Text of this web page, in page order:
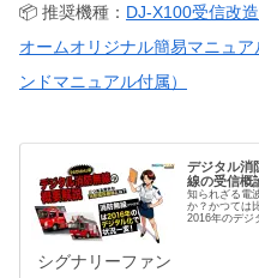
📦 推奨機種： DJ-X100受信改
オームオリジナル簡易マニュ
ンドマニュアル付属）
デジタル消
線の受信概
知られざる電
か？かつては
2016年のデジ
シグナリーファン